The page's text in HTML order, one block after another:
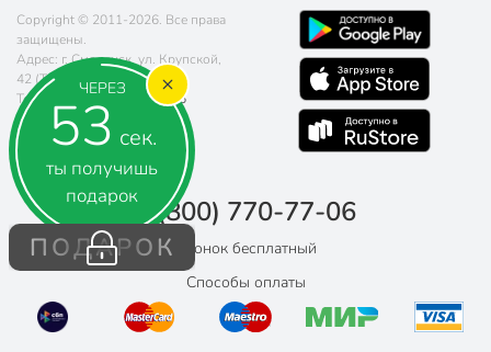
ЧЕРЕЗ
52 сек.
ты получишь
подарок
ПОДАРОК
Copyright © 2011-2026. Все права
защищены.
Адрес: г. Смоленск, ул. Крупской,
42 (ТЦ "Остров")
Телефон:
8 (800) 770-77-06
Почта:sales@poryadok.ru
8 (800) 770-77-06
Звонок бесплатный
Способы оплаты